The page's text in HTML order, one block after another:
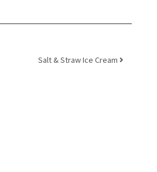
Salt & Straw Ice Cream